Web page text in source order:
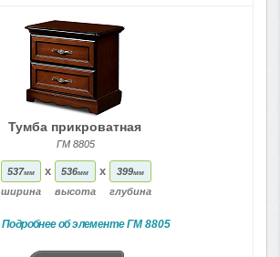
Тумба прикроватная
ГМ 8805
537мм
ширина
x 536мм
высота
x 399мм
глубина
Подробнее об элементеГМ 8805